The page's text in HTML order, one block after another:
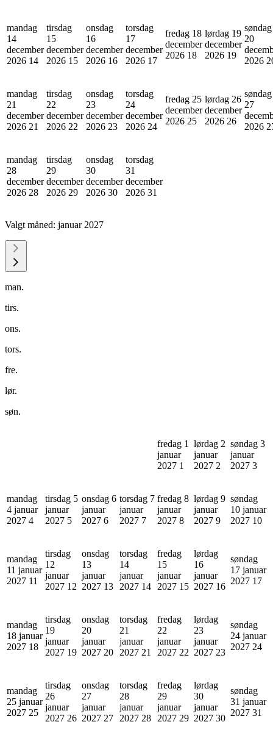
mandag
14
december
2026 14
tirsdag
15
december
2026 15
onsdag
16
december
2026 16
torsdag
17
december
2026 17
fredag 18
december
2026 18
lørdag 19
december
2026 19
søndag
20
2026
mandag
21
december
2026 21
tirsdag
22
december
2026 22
onsdag
23
december
2026 23
torsdag
24
december
2026 24
fredag 25
december
2026 25
lørdag 26
december
2026 26
søndag
27
2026
mandag
28
december
2026 28
tirsdag
29
december
2026 29
onsdag
30
december
2026 30
torsdag
31
december
2026 31
Valgt måned: januar 2027
man.
tirs.
ons.
tors.
fre.
lør.
søn.
fredag 1
januar
2027 1
lørdag 2
januar
2027 2
søndag 3
januar
2027 3
mandag
4 januar
2027 4
tirsdag 5
januar
2027 5
onsdag 6
januar
2027 6
torsdag 7
januar
2027 7
fredag 8
januar
2027 8
lørdag 9
januar
2027 9
søndag
10 januar
2027 10
mandag
11 januar
2027 11
tirsdag
12
januar
2027 12
onsdag
13
januar
2027 13
torsdag
14
januar
2027 14
fredag
15
januar
2027 15
lørdag
16
januar
2027 16
søndag
17 januar
2027 17
mandag
18 januar
2027 18
tirsdag
19
januar
2027 19
onsdag
20
januar
2027 20
torsdag
21
januar
2027 21
fredag
22
januar
2027 22
lørdag
23
januar
2027 23
søndag
24 januar
2027 24
mandag
25 januar
2027 25
tirsdag
26
januar
2027 26
onsdag
27
januar
2027 27
torsdag
28
januar
2027 28
fredag
29
januar
2027 29
lørdag
30
januar
2027 30
søndag
31 januar
2027 31